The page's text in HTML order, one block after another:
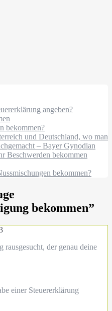
angeben?
bekommen?
und Deutschland, wo man
– Bayer Gynodian
Beschwerden bekommen
bekommen?
bekommen”
der genau deine
einer Steuererklärung